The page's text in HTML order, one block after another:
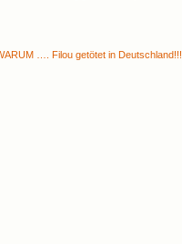
…. Filou getötet in Deutschland!!!